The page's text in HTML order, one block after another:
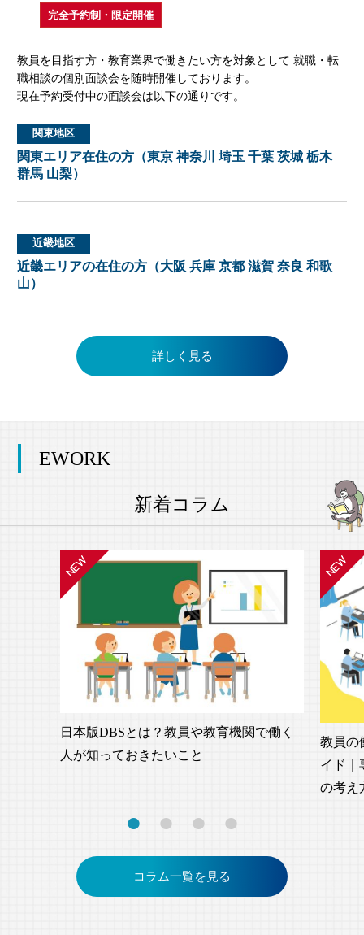
完全予約制・限定開催
教員を目指す方・教育業界で働きたい方を対象として 就職・転
職相談の個別面談会を随時開催しております。
現在予約受付中の面談会は以下の通りです。
関東地区
関東エリア在住の方（東京 神奈川 埼玉 千葉 茨城 栃木
群馬 山梨）
近畿地区
近畿エリアの在住の方（大阪 兵庫 京都 滋賀 奈良 和歌
山）
詳しく見る
EWORK
新着コラム
日本版DBSとは？教員や教育機関で働く
人が知っておきたいこと
教員の
イド｜
の考え
コラム一覧を見る